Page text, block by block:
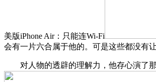
美版iPhone Air：只能连Wi-Fi
会有一片六合属于他的。可是这些都没有
对人物的透辟的理解力，他存心演了那